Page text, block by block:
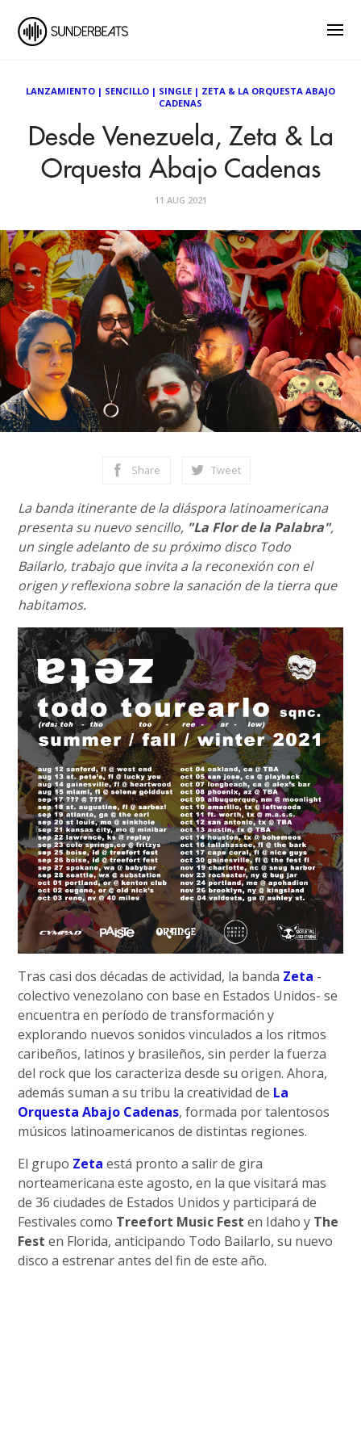
LANZAMIENTO | SENCILLO | SINGLE | ZETA & LA ORQUESTA ABAJO
CADENAS
Desde Venezuela, Zeta & La
Orquesta Abajo Cadenas
11 AUG 2021
Share Tweet
La banda itinerante de la diáspora latinoamericana
presenta su nuevo sencillo, "La Flor de la Palabra",
un single adelanto de su próximo disco Todo
Bailarlo, trabajo que invita a la reconexión con el
origen y reflexiona sobre la sanación de la tierra que
habitamos.
Tras casi dos décadas de actividad, la banda Zeta -
colectivo venezolano con base en Estados Unidos- se
encuentra en período de transformación y
explorando nuevos sonidos vinculados a los ritmos
caribeños, latinos y brasileños, sin perder la fuerza
del rock que los caracteriza desde su origen. Ahora,
además suman a su tribu la creatividad de La
Orquesta Abajo Cadenas, formada por talentosos
músicos latinoamericanos de distintas regiones.
El grupo Zeta está pronto a salir de gira
norteamericana este agosto, en la que visitará mas
de 36 ciudades de Estados Unidos y participará de
Festivales como Treefort Music Fest en Idaho y The
Fest en Florida, anticipando Todo Bailarlo, su nuevo
disco a estrenar antes del fin de este año.